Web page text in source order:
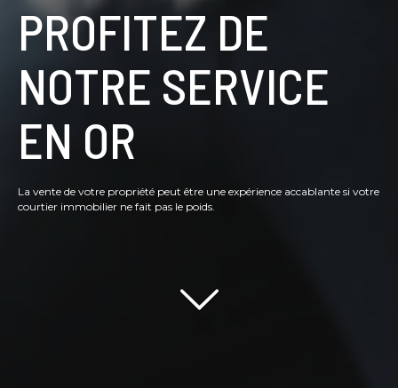
PROFITEZ DE
NOTRE SERVICE
EN OR
La vente de votre propriété peut être une expérience accablante si votre
courtier immobilier ne fait pas le poids.